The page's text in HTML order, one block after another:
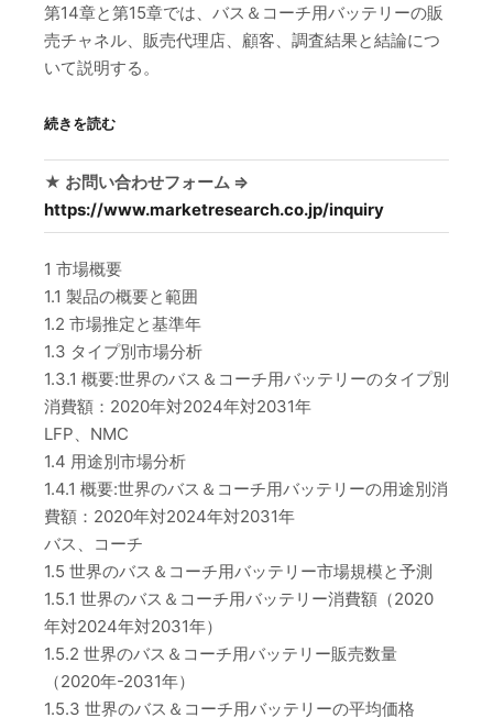
第14章と第15章では、バス＆コーチ用バッテリーの販
売チャネル、販売代理店、顧客、調査結果と結論につ
いて説明する。
続きを読む
★ お問い合わせフォーム ⇒
https://www.marketresearch.co.jp/inquiry
1 市場概要
1.1 製品の概要と範囲
1.2 市場推定と基準年
1.3 タイプ別市場分析
1.3.1 概要:世界のバス＆コーチ用バッテリーのタイプ別
消費額：2020年対2024年対2031年
LFP、NMC
1.4 用途別市場分析
1.4.1 概要:世界のバス＆コーチ用バッテリーの用途別消
費額：2020年対2024年対2031年
バス、コーチ
1.5 世界のバス＆コーチ用バッテリー市場規模と予測
1.5.1 世界のバス＆コーチ用バッテリー消費額（2020
年対2024年対2031年）
1.5.2 世界のバス＆コーチ用バッテリー販売数量
（2020年-2031年）
1.5.3 世界のバス＆コーチ用バッテリーの平均価格